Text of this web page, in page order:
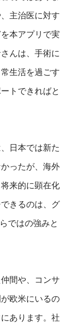
主治医に対す
本アプリで実
んは、手術に
生活を過ごす
トできればと
日本では新た
ったが、海外
来的に顕在化
きるのは、グ
ではの強みと
間や、コンサ
欧米にいるの
あります。社